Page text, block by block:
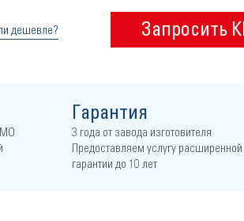
дешевле? Запросить КП
МО
Гарантия
3 года от завода изготовителя
Предоставляем услугу расширенной
гарантии до 10 лет